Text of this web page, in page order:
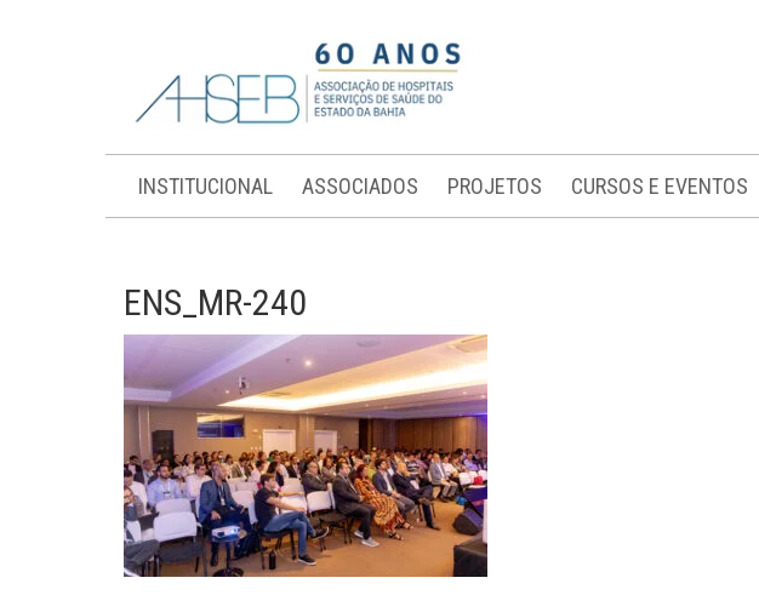
INSTITUCIONAL ASSOCIADOS PROJETOS CURSOS E EVENTOS
ENS_MR-240